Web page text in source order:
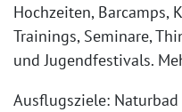
Hochzeiten, Barcamps,
Trainings, Seminare,
und Jugendfestivals.
Ausflugsziele: Naturbad